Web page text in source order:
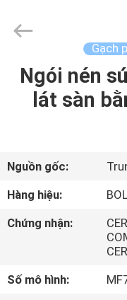
NHÀ
VIDEO
VỀ
TÔI
CERAMICS
Reserved.
Gạch
Ngói nén
lát sàn
Nguồn gốc:
Hàng hiệu:
Chứng nhận:
Số mô hình: